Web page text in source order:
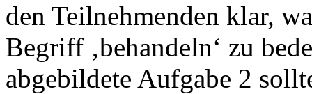
den Teilnehmenden klar,
Begriff ‚behandeln‘ zu
abgebildete Aufgabe 2